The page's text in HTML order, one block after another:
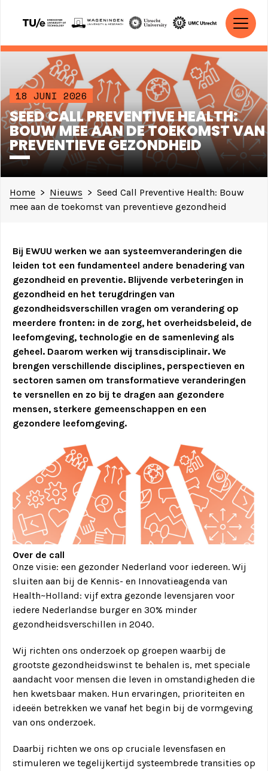
HOOFDNAVIGATIE
18 JUNI 2026
SEED CALL PREVENTIVE HEALTH:
BOUW MEE AAN DE TOEKOMST VAN
PREVENTIEVE GEZONDHEID
Home > Nieuws > Seed Call Preventive Health: Bouw
mee aan de toekomst van preventieve gezondheid
Bij EWUU werken we aan systeemveranderingen die
leiden tot een fundamenteel andere benadering van
gezondheid en preventie. Blijvende verbeteringen in
gezondheid en het terugdringen van
gezondheidsverschillen vragen om verandering op
meerdere fronten: in de zorg, het overheidsbeleid, de
leefomgeving, technologie en de samenleving als
geheel. Daarom werken wij transdisciplinair. We
brengen verschillende disciplines, perspectieven en
sectoren samen om transformatieve veranderingen
te versnellen en zo bij te dragen aan gezondere
mensen, sterkere gemeenschappen en een
gezondere leefomgeving.
Over de call
Onze visie: een gezonder Nederland voor iedereen. Wij
sluiten aan bij de Kennis- en Innovatieagenda van
Health~Holland: vijf extra gezonde levensjaren voor
iedere Nederlandse burger en 30% minder
gezondheidsverschillen in 2040.
Wij richten ons onderzoek op groepen waarbij de
grootste gezondheidswinst te behalen is, met speciale
aandacht voor mensen die leven in omstandigheden die
hen kwetsbaar maken. Hun ervaringen, prioriteiten en
ideeën betrekken we vanaf het begin bij de vormgeving
van ons onderzoek.
Daarbij richten we ons op cruciale levensfasen en
stimuleren we tegelijkertijd systeembrede transities op